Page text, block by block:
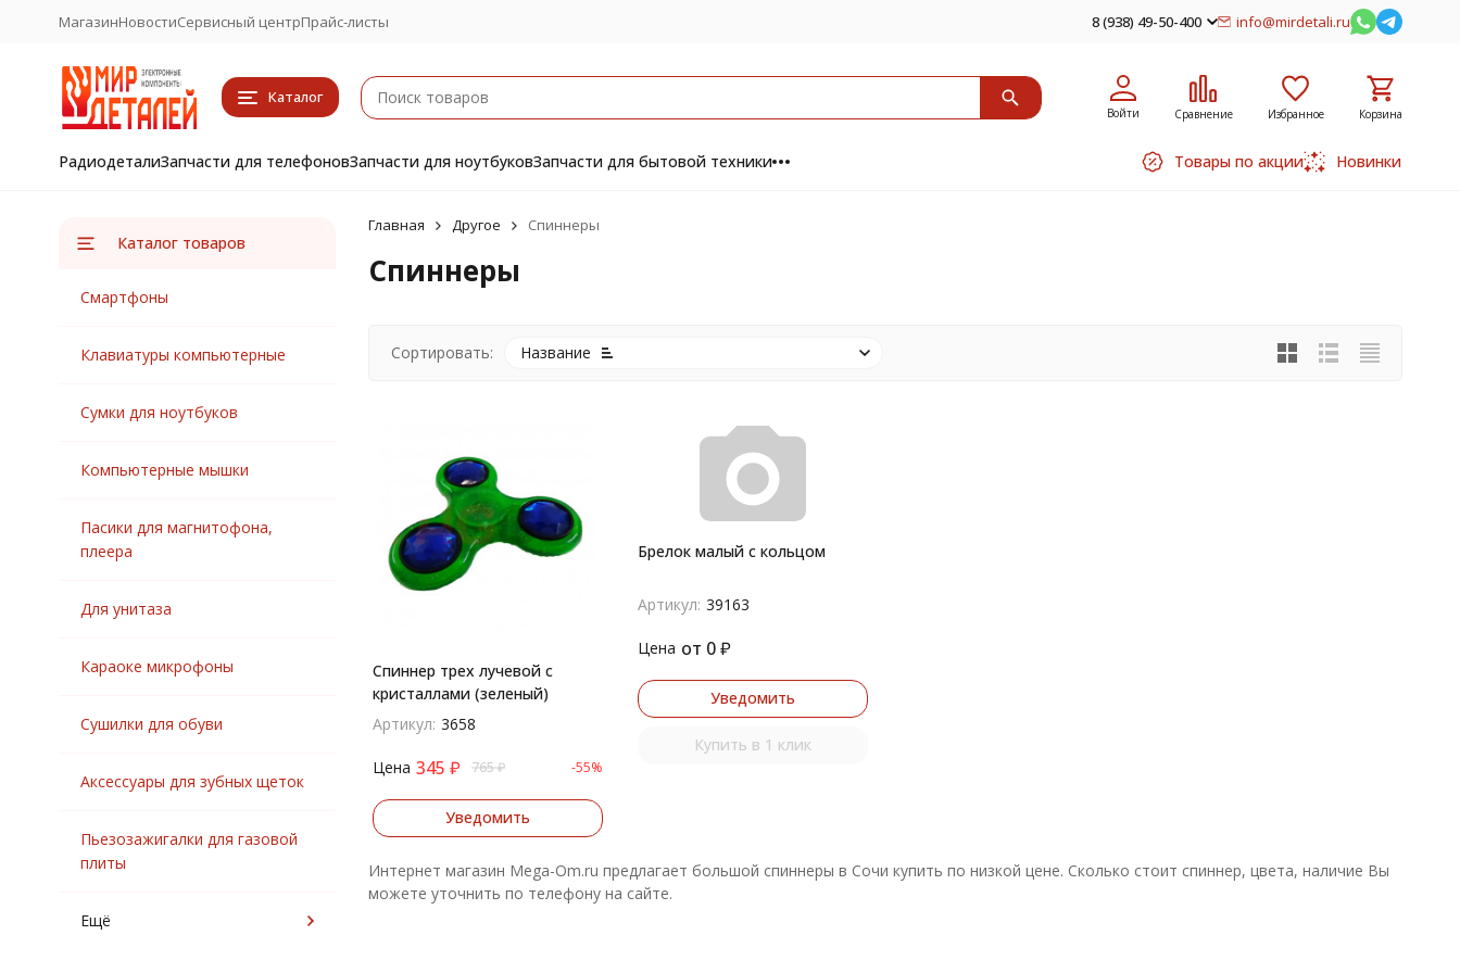
МагазинНовостиСервисный центрПрайс-листы 8 (938) 49-50-400 info@mirdetali.ru
Каталог
Войти Сравнение Избранное Корзина
РадиодеталиЗапчасти для телефоновЗапчасти для ноутбуковЗапчасти для бытовой техники Товары по акции Новинки
Главная Другое Спиннеры
Спиннеры
Сортировать: Название
Спиннер трех лучевой с
кристаллами (зеленый)
Артикул: 3658
Цена 345 ₽ 765₽ -55%
Уведомить
Брелок малый с кольцом
Артикул: 39163
Цена от 0 ₽
Уведомить
Купить в 1 клик
Интернет магазин Mega-Om.ru предлагает большой спиннеры в Сочи купить по низкой цене. Сколько стоит спиннер, цвета, наличие Вы
можете уточнить по телефону на сайте.
Каталог товаров
Смартфоны
Клавиатуры компьютерные
Сумки для ноутбуков
Компьютерные мышки
Пасики для магнитофона,
плеера
Для унитаза
Караоке микрофоны
Сушилки для обуви
Аксессуары для зубных щеток
Пьезозажигалки для газовой
плиты
Ещё